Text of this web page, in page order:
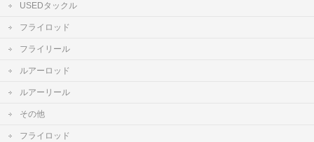
USEDタックル
フライロッド
フライリール
ルアーロッド
ルアーリール
その他
フライロッド